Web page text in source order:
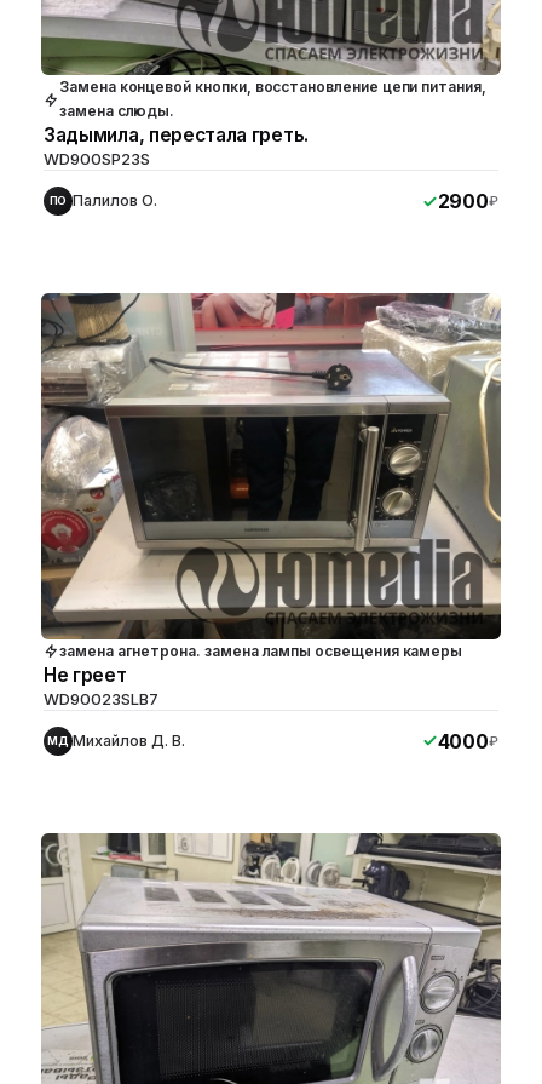
Замена концевой кнопки, восстановление цепи питания,
замена слюды.
Задымила, перестала греть.
WD900SP23S
ПО Палилов О. 2900₽
замена агнетрона. замена лампы освещения камеры
Не греет
WD90023SLB7
МД Михайлов Д. В. 4000₽